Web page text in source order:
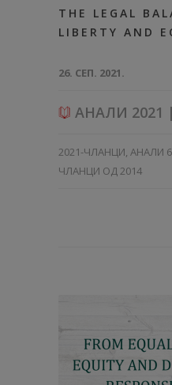
THE LEGAL
LIBERTY AND
26. СЕП. 2021.
АНАЛИ 2021
2021-ЧЛАНЦИ, АНАЛИ
ЧЛАНЦИ ОД 2014